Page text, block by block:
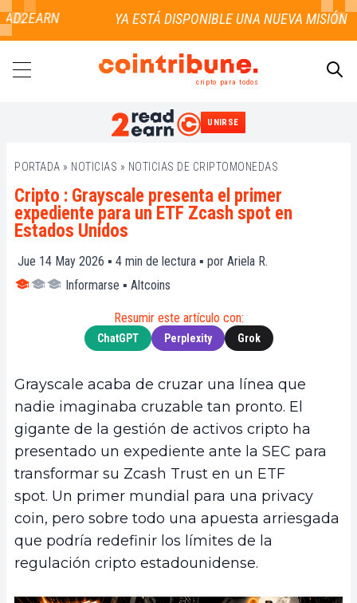
cripto para todos
UNIRSE
PORTADA » NOTICIAS » NOTICIAS DE CRIPTOMONEDAS
Cripto : Grayscale presenta el primer
expediente para un ETF Zcash spot en
Estados Unidos
Jue 14 May 2026 ▪ 4 min de lectura ▪ por Ariela R.
Informarse ▪ Altcoins
Resumir este artículo con:
ChatGPT Perplexity Grok
Grayscale acaba de cruzar una línea que
nadie imaginaba cruzable tan pronto. El
gigante de la gestión de activos cripto ha
presentado un expediente ante la SEC para
transformar su Zcash Trust en un ETF
spot. Un primer mundial para una privacy
coin, pero sobre todo una apuesta arriesgada
que podría redefinir los límites de la
regulación cripto estadounidense.